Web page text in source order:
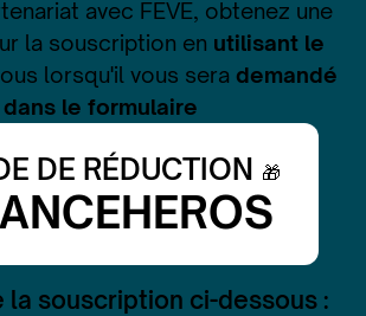
avec FEVE, obtenez une
la souscription en utilisant le
lorsqu'il vous sera demandé
dans le formulaire
DE RÉDUCTION 🎁
la souscription ci-dessous :